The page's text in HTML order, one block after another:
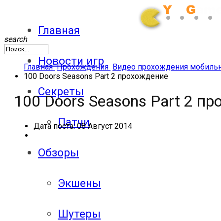
Главная
Новости игр
Секреты
Патчи
Обзоры
Экшены
Шутеры
search
Главная Прохождения Видео прохождения
100 Doors Seasons Part 2 прохождение
100 Doors Seasons Part 2
Дата поста:08 Август 2014